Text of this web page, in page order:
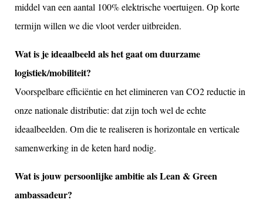
middel van een aantal 100% elektrische voertuigen. Op korte
termijn willen we die vloot verder uitbreiden.
Wat is je ideaalbeeld als het gaat om duurzame
logistiek/mobiliteit?
Voorspelbare efficiëntie en het elimineren van CO2 reductie in
onze nationale distributie: dat zijn toch wel de echte
ideaalbeelden. Om die te realiseren is horizontale en verticale
samenwerking in de keten hard nodig.
Wat is jouw persoonlijke ambitie als Lean & Green
ambassadeur?